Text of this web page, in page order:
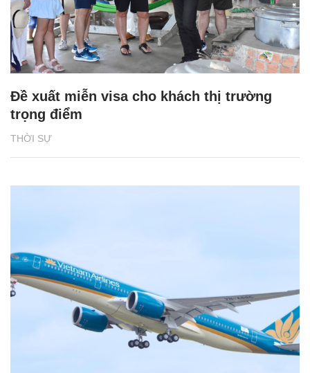
THỜI SỰ
Đề xuất miễn visa cho khách thị trường
trọng điểm